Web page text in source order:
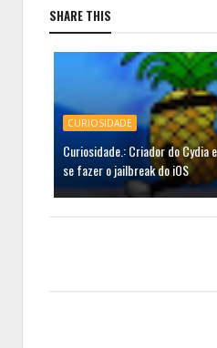
SHARE THIS
CURIOSIDADE
Curiosidade.: Criador do Cydia
se fazer o jailbreak do iOS